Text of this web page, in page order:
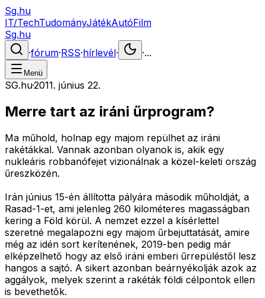
Sg.hu
IT/TechTudományJátékAutóFilm
Sg.hu
·fórum·RSS·hírlevél· ·...
Menü
SG.hu·2011. június 22.
Merre tart az iráni űrprogram?
Ma műhold, holnap egy majom repülhet az iráni
rakétákkal. Vannak azonban olyanok is, akik egy
nukleáris robbanófejet vizionálnak a közel-keleti ország
űreszközén.
Irán június 15-én állította pályára második műholdját, a
Rasad-1-et, ami jelenleg 260 kilométeres magasságban
kering a Föld körül. A nemzet ezzel a kísérlettel
szeretné megalapozni egy majom űrbejuttatását, amire
még az idén sort kerítenének, 2019-ben pedig már
elképzelhető hogy az első iráni emberi űrrepüléstől lesz
hangos a sajtó. A sikert azonban beárnyékolják azok az
aggályok, melyek szerint a rakéták földi célpontok ellen
is bevethetők.